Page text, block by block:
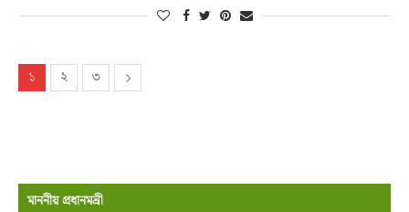
১ ২ ৩
মাননীয় প্রধানমন্রী